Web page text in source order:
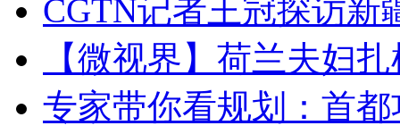
CGTN记者王冠探访新
【微视界】荷兰夫妇
专家带你看规划：首